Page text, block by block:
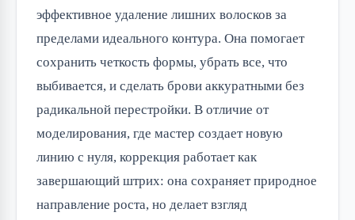
эффективное удаление лишних волосков за
пределами идеального контура. Она помогает
сохранить четкость формы, убрать все, что
выбивается, и сделать брови аккуратными без
радикальной перестройки. В отличие от
моделирования, где мастер создает новую
линию с нуля, коррекция работает как
завершающий штрих: она сохраняет природное
направление роста, но делает взгляд